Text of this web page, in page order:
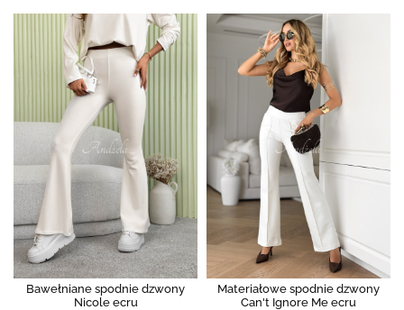
Bawełniane spodnie dzwony
Nicole ecru
Materiałowe spodnie dzwony
Can't Ignore Me ecru